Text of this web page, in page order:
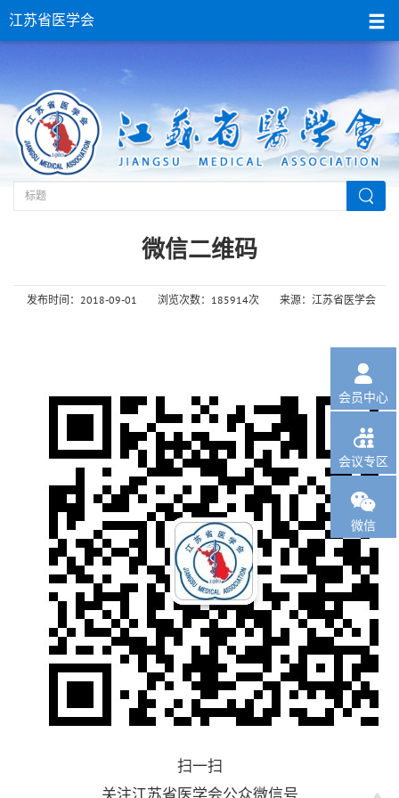
江苏省医学会
首页> 江苏省医学会
微信二维码
发布时间：2018-09-01 浏览次数：185914次 来源：江苏省医学会
扫一扫

会员中心

会议专区

微信